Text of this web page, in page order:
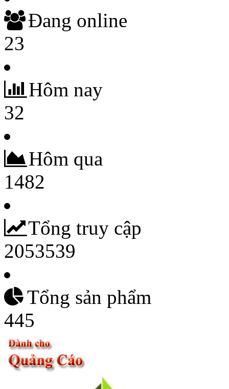
Đang online
23
Hôm nay
32
Hôm qua
1482
Tổng truy cập
2053539
Tổng sản phẩm
445